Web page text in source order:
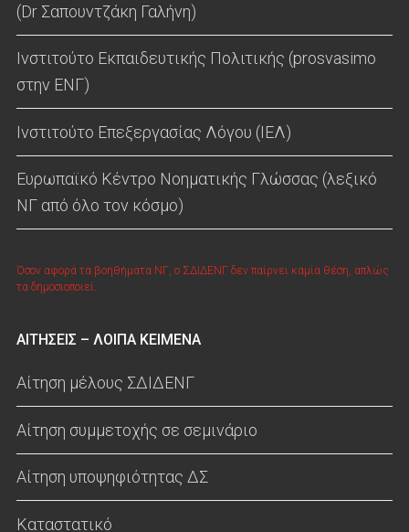
(Dr Σαπουντζάκη Γαλήνη)
Ινστιτούτο Εκπαιδευτικής Πολιτικής (prosvasimo
στην ΕΝΓ)
Ινστιτούτο Επεξεργασίας Λόγου (ΙΕΛ)
Ευρωπαϊκό Κέντρο Νοηματικής Γλώσσας (λεξικό
ΝΓ από όλο τον κόσμο)
Όσον αφορά τα βοηθήματα ΝΓ, ο ΣΔΙΔΕΝΓ δεν παίρνει καμία θέση, απλώς
τα δημοσιοποιεί.
ΑΙΤΗΣΕΙΣ – ΛΟΙΠΑ ΚΕΙΜΕΝΑ
Αίτηση μέλους ΣΔΙΔΕΝΓ
Αίτηση συμμετοχής σε σεμινάριο
Αίτηση υποψηφιότητας ΔΣ
Καταστατικό